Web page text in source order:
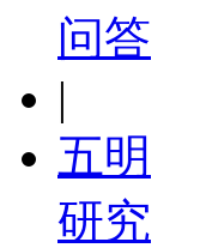
问答
|
五明
研究